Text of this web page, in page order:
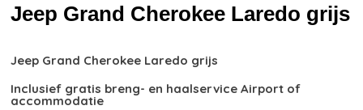
Jeep Grand Cherokee Laredo grijs
Jeep Grand Cherokee Laredo grijs
Inclusief gratis breng- en haalservice Airport of
accommodatie